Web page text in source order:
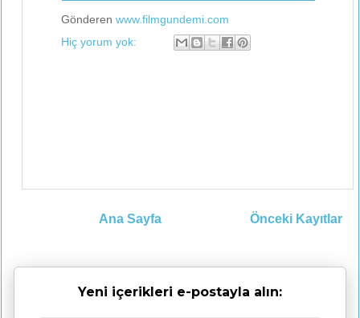
Gönderen www.filmgundemi.com
Hiç yorum yok:
Önceki Kayıtlar
Ana Sayfa
Yeni içerikleri e-postayla alın: